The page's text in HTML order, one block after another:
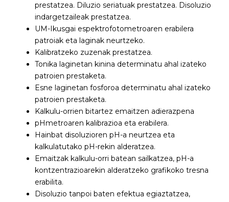
prestatzea. Diluzio seriatuak prestatzea. Disoluzio
indargetzaileak prestatzea.
UM-Ikusgai espektrofotometroaren erabilera
patroiak eta laginak neurtzeko.
Kalibratzeko zuzenak prestatzea.
Tonika laginetan kinina determinatu ahal izateko
patroien prestaketa.
Esne laginetan fosforoa determinatu ahal izateko
patroien prestaketa.
Kalkulu-orrien bitartez emaitzen adierazpena
pHmetroaren kalibrazioa eta erabilera.
Hainbat disoluzioren pH-a neurtzea eta
kalkulatutako pH-rekin alderatzea.
Emaitzak kalkulu-orri batean sailkatzea, pH-a
kontzentrazioarekin alderatzeko grafikoko tresna
erabilita.
Disoluzio tanpoi baten efektua egiaztatzea,